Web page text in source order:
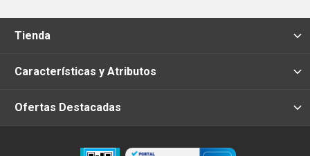
Tienda
Características y Atributos
Ofertas Destacadas